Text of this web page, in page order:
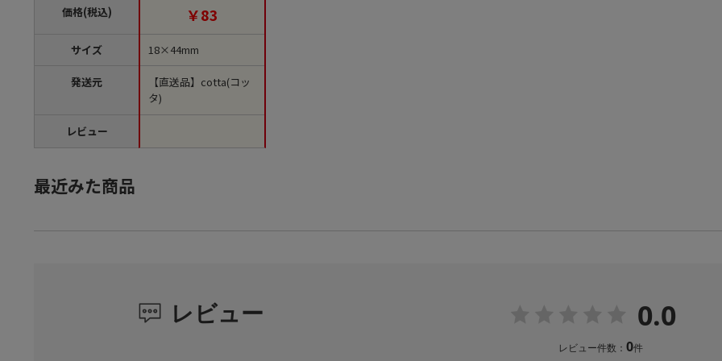
価格(税込)
サイズ
発送元
レビュー
￥83
18×44mm
【直送品】cotta(コッ
タ)
最近みた商品
レビュー 0.0
レビュー件数： 0件